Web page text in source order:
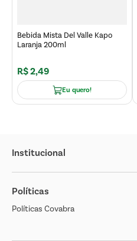
Bebida Mista Del Valle Kapo
Laranja 200ml
R$2,49
Eu quero!
Institucional
Sobre o Covabra
Nossas Lojas
Cliente Bem Estar
Políticas
Políticas Covabra